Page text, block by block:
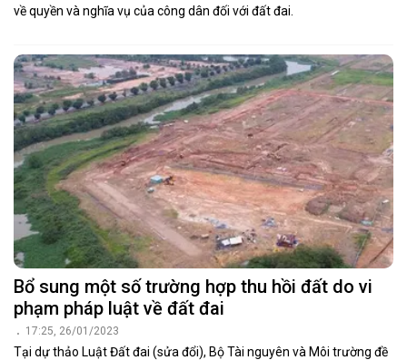
về quyền và nghĩa vụ của công dân đối với đất đai.
Bổ sung một số trường hợp thu hồi đất do vi
phạm pháp luật về đất đai
17:25, 26/01/2023
Tại dự thảo Luật Đất đai (sửa đổi), Bộ Tài nguyên và Môi trường đề